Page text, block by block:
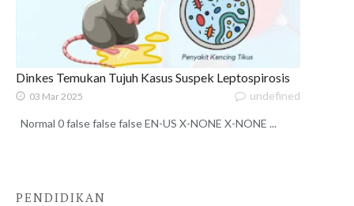
Dinkes Temukan Tujuh Kasus Suspek Leptospirosis
03 Mar 2025 undefined
Normal 0 false false false EN-US X-NONE X-NONE ...
PENDIDIKAN